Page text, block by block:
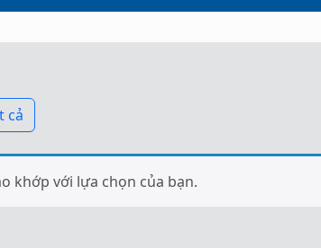
cả
khớp với lựa chọn của bạn.